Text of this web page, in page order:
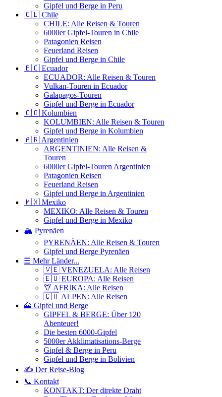
Gipfel und Berge in Peru
🇨🇱 Chile
CHILE: Alle Reisen & Touren
6000er Gipfel-Touren in Chile
Patagonien Reisen
Feuerland Reisen
Gipfel und Berge in Chile
🇪🇨 Ecuador
ECUADOR: Alle Reisen & Touren
Vulkan-Touren in Ecuador
Galapagos-Touren
Gipfel und Berge in Ecuador
🇨🇴 Kolumbien
KOLUMBIEN: Alle Reisen & Touren
Gipfel und Berge in Kolumbien
🇦🇷 Argentinien
ARGENTINIEN: Alle Reisen &
Touren
6000er Gipfel-Touren Argentinien
Patagonien Reisen
Feuerland Reisen
Gipfel und Berge in Argentinien
🇲🇽 Mexiko
MEXIKO: Alle Reisen & Touren
Gipfel und Berge in Mexiko
🏔️ Pyrenäen
PYRENÄEN: Alle Reisen & Touren
Gipfel und Berge Pyrenäen
☰ Mehr Länder...
🇻🇪 VENEZUELA: Alle Reisen
🇪🇺 EUROPA: Alle Reisen
🦒 AFRIKA: Alle Reisen
🇨🇭 ALPEN: Alle Reisen
🗻 Gipfel und Berge
GIPFEL & BERGE: Über 120
Abenteuer!
Die besten 6000-Gipfel
5000er Akklimatisations-Berge
Gipfel & Berge in Peru
Gipfel und Berge in Bolivien
✍️ Der Reise-Blog
📞 Kontakt
KONTAKT: Der direkte Draht